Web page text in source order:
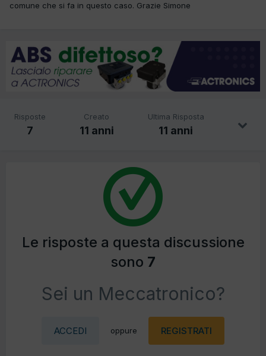
comune che si fa in questo caso. Grazie Simone
Risposte
7
Creato
11 anni
Ultima Risposta
11 anni
Le risposte a questa discussione
sono 7
Sei un Meccatronico?
ACCEDI oppure REGISTRATI